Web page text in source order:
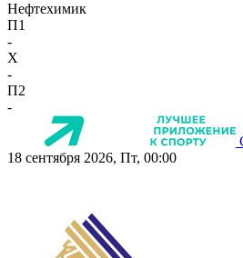
Нефтехимик
П1
-
X
-
П2
-
18 сентября 2026, Пт, 00:00